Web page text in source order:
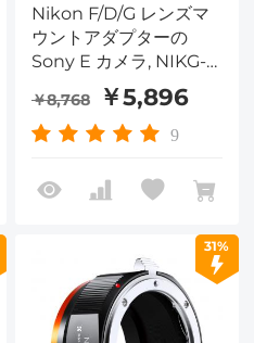
Nikon F/D/G レンズマ
ウントアダプターの
Sony E カメラ, NIKG-E
￥8,768 ￥5,896
9
31%